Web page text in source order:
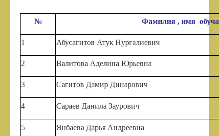
№ Фамилия , имя
1 Абусагитов Атук Нургалиевич
2 Валитова Аделина Юрьевна
3 Сагитов Дамир Динарович
4 Сараев Данила Заурович
5 Янбаева Дарья Андреевна